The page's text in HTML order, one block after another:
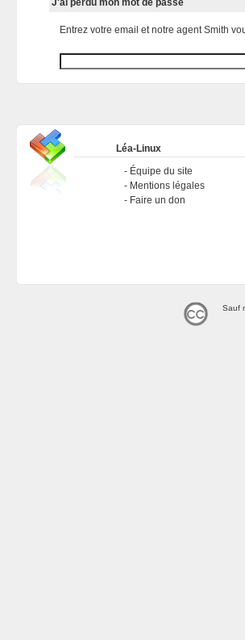
J'ai perdu mon mot de passe
Entrez votre email et notre agent Smith
Léa-Linux
Équipe du site
Mentions légales
Faire un don
Sauf